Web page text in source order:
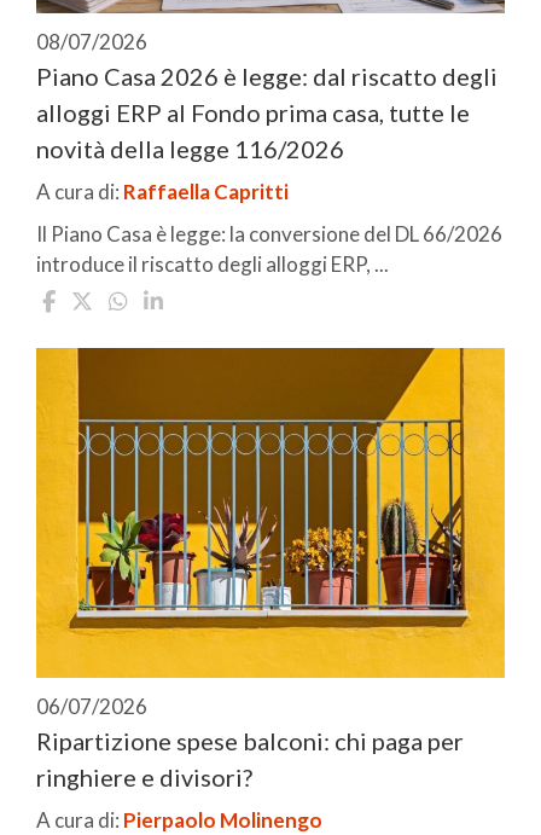
08/07/2026
Piano Casa 2026 è legge: dal riscatto degli
alloggi ERP al Fondo prima casa, tutte le
novità della legge 116/2026
A cura di: Raffaella Capritti
Il Piano Casa è legge: la conversione del DL 66/2026
introduce il riscatto degli alloggi ERP, ...
06/07/2026
Ripartizione spese balconi: chi paga per
ringhiere e divisori?
A cura di: Pierpaolo Molinengo